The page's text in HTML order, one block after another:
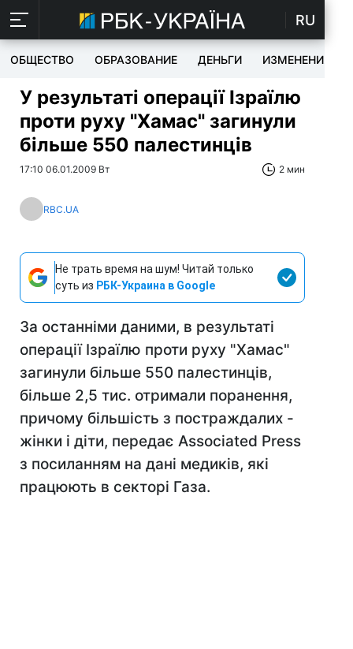
RU
ОБЩЕСТВО ОБРАЗОВАНИЕ ДЕНЬГИ ИЗМЕНЕНИЯ
У результаті операції Ізраїлю
проти руху "Хамас" загинули
більше 550 палестинців
17:10 06.01.2009 Вт 2 мин
RBC.UA
Не трать время на шум! Читай только
суть из РБК-Украина в Google
За останніми даними, в результаті
операції Ізраїлю проти руху "Хамас"
загинули більше 550 палестинців,
більше 2,5 тис. отримали поранення,
причому більшість з постраждалих -
жінки і діти, передає Associated Press
з посиланням на дані медиків, які
працюють в секторі Газа.